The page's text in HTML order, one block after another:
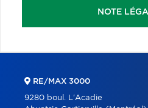
NOTE
RE/MAX 3000
9280 boul. L'Acadie